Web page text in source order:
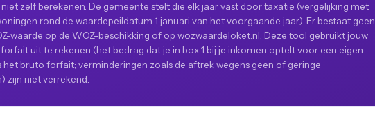
zelf berekenen. De gemeente stelt die elk jaar vast door taxatie (vergelijking met
rond de waardepeildatum 1 januari van het voorgaande jaar). Er bestaat geen
waarde op de WOZ-beschikking of op wozwaardeloket.nl. Deze tool gebruikt jouw
uit te rekenen (het bedrag dat je in box 1 bij je inkomen optelt voor een eigen
het bruto forfait; verminderingen zoals de aftrek wegens geen of geringe
zijn niet verrekend.